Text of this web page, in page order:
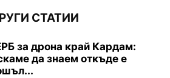
СТАТИИ
за дрона край Кардам:
да знаем откъде е